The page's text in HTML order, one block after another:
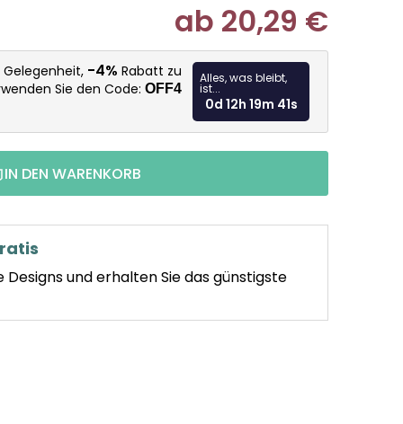
ab 20,29 €
-4% Rabatt zu
Sie den Code: OFF4
Alles, was bleibt,
ist...
0d 12h 19m 40s
IN DEN WARENKORB
Designs und erhalten Sie das günstigste